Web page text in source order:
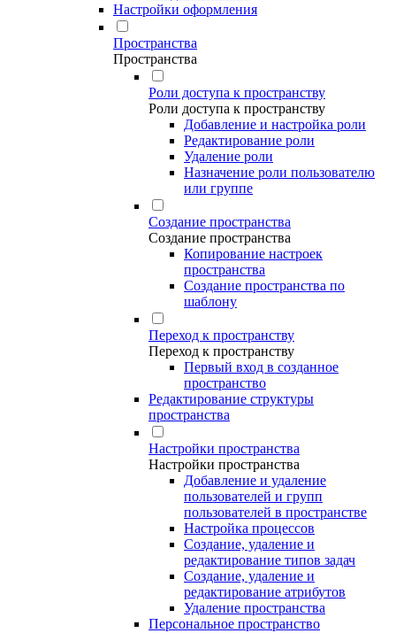
Настройки оформления
Пространства
Пространства
Роли доступа к пространству
Роли доступа к пространству
Добавление и настройка роли
Редактирование роли
Удаление роли
Назначение роли пользователю
или группе
Создание пространства
Создание пространства
Копирование настроек
пространства
Создание пространства по
шаблону
Переход к пространству
Переход к пространству
Первый вход в созданное
пространство
Редактирование структуры
пространства
Настройки пространства
Настройки пространства
Добавление и удаление
пользователей и групп
пользователей в пространстве
Настройка процессов
Создание, удаление и
редактирование типов задач
Создание, удаление и
редактирование атрибутов
Удаление пространства
Персональное пространство